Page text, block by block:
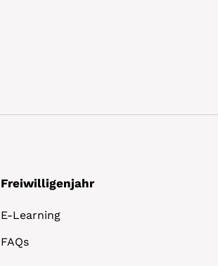
Freiwilligenjahr
E-Learning
FAQs